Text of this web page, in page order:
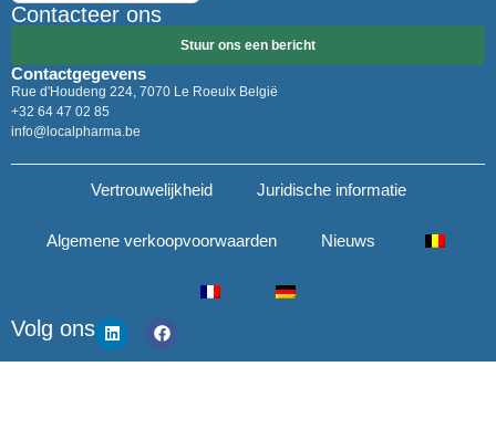
Contacteer ons
Stuur ons een bericht
Contactgegevens
Rue d'Houdeng 224, 7070 Le Roeulx België
+32 64 47 02 85
info@localpharma.be
Vertrouwelijkheid Juridische informatie
Algemene verkoopvoorwaarden Nieuws
Volg ons